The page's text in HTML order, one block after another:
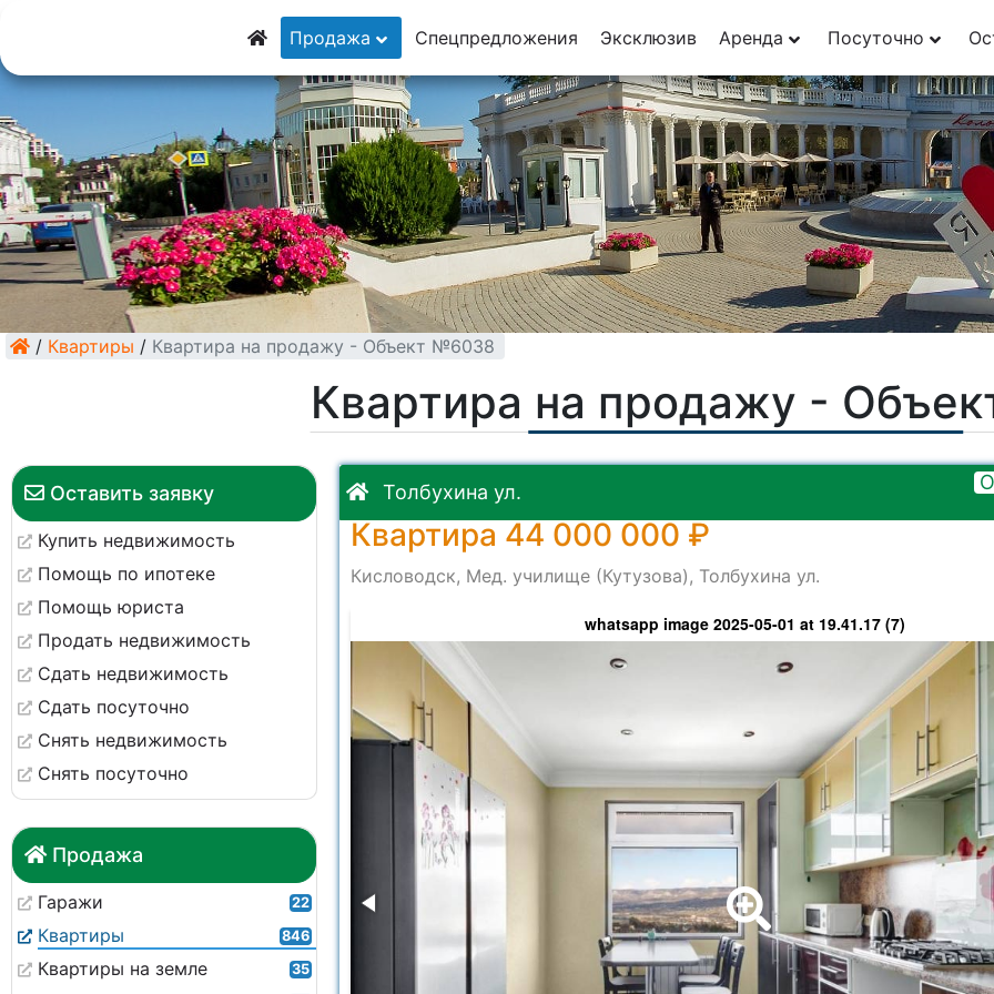
8 (928) 5555-929
8 (928) 3054-111
Продажа Спецпредложения Эксклюзив Аренда Посуточно
/ Квартиры / Квартира на продажу - Объект №6038
Квартира на продажу -
Оставить заявку
Купить недвижимость
Помощь по ипотеке
Помощь юриста
Продать недвижимость
Сдать недвижимость
Сдать посуточно
Снять недвижимость
Снять посуточно
Продажа
Гаражи 22
Квартиры 846
Квартиры на земле 35
Толбухина ул.
Квартира 44 000 000 ₽
Кисловодск, Мед. училище (Кутузова), Толбухина ул.
whatsapp image 2025-05-01 at 19.41.17 (7)
19.44.00 (1)